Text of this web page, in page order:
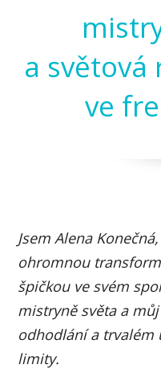
a
ve
Jsem Alena
ohromnou
špičkou ve svém
mistryně světa a
odhodlání a trvalém
limity.